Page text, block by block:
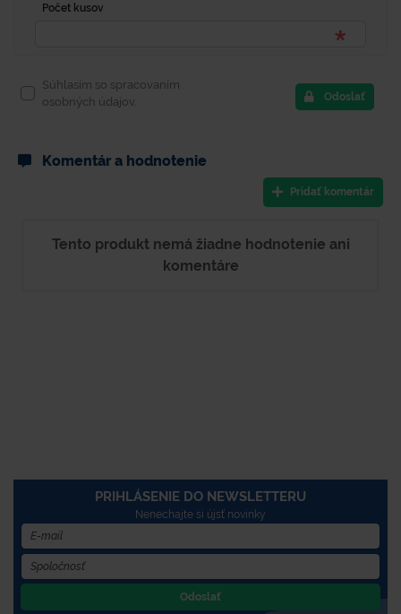
Počet kusov
Súhlasím so spracovaním
osobných údajov.
Odoslať
Komentár a hodnotenie
Pridať komentár
Tento produkt nemá žiadne hodnotenie ani
komentáre
PRIHLÁSENIE DO NEWSLETTERU
Nenechajte si újsť novinky
Odoslať